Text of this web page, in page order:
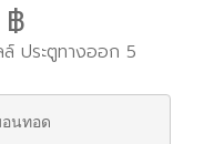
฿
ประตูทางออก 5
นทอด